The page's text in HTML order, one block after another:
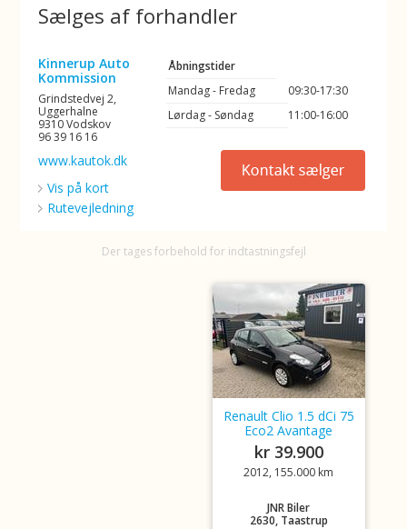
Sælges af forhandler
Kinnerup Auto
Kommission
Grindstedvej 2,
Uggerhalne
9310 Vodskov
96 39 16 16
www.kautok.dk
Vis på kort
Rutevejledning
Åbningstider
Mandag - Fredag
09:30-17:30
Lørdag - Søndag
11:00-16:00
Der tages forbehold for indtastningsfejl
Renault Clio 1.5 dCi 75
Eco2 Avantage
kr 39.900
2012, 155.000 km
JNR Biler
2630, Taastrup